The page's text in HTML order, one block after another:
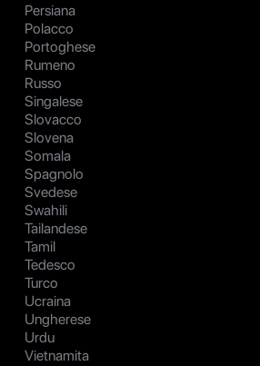
Persiana
Polacco
Portoghese
Rumeno
Russo
Singalese
Slovacco
Slovena
Somala
Spagnolo
Svedese
Swahili
Tailandese
Tamil
Tedesco
Turco
Ucraina
Ungherese
Urdu
Vietnamita